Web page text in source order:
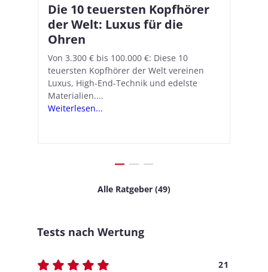
Die 10 teuersten Kopfhörer
der Welt: Luxus für die
Ohren
Von 3.300 € bis 100.000 €: Diese 10
teuersten Kopfhörer der Welt vereinen
Luxus, High-End-Technik und edelste
Materialien....
Weiterlesen...
Apple AirPods Pro 2 und iOS
18.1: So richtet ihr das neue
Hörgeräte-Feature ein
Mit iOS 18.1 und den AirPods Pro 2
verwandelt Apple seine In-Ear-Kopfhörer
in kostengünstige Hörhilfen. In wenigen
Schritten...
Weiterlesen...
Alle Ratgeber (49)
Tests nach Wertung
21